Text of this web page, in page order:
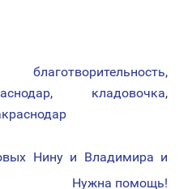
благотворительность,
, кладовочка,
Нину и Владимира и
Нужна помощь!